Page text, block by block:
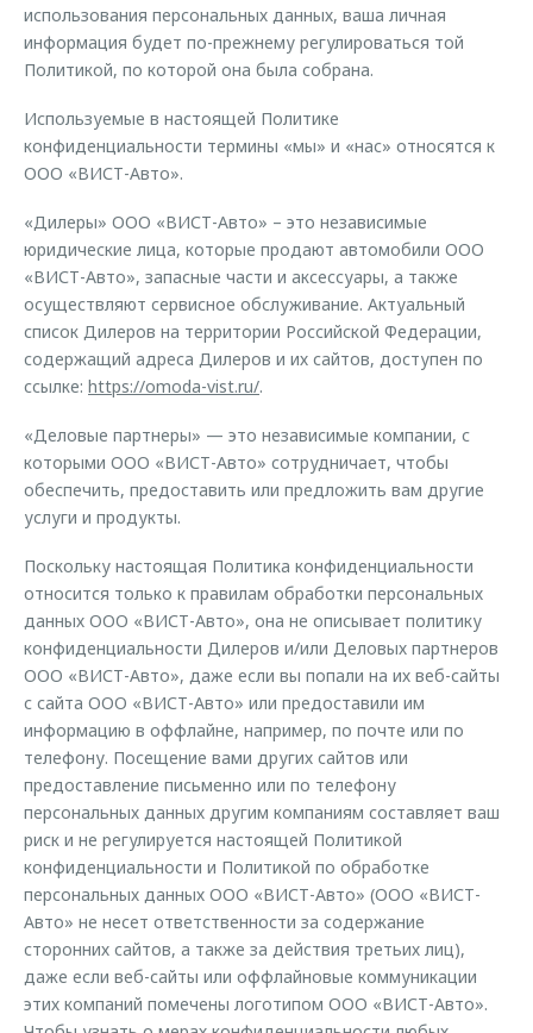
использования персональных данных, ваша личная
информация будет по-прежнему регулироваться той
Политикой, по которой она была собрана.
Используемые в настоящей Политике
конфиденциальности термины «мы» и «нас» относятся к
ООО «ВИСТ-Авто».
«Дилеры» ООО «ВИСТ-Авто» – это независимые
юридические лица, которые продают автомобили ООО
«ВИСТ-Авто», запасные части и аксессуары, а также
осуществляют сервисное обслуживание. Актуальный
список Дилеров на территории Российской Федерации,
содержащий адреса Дилеров и их сайтов, доступен по
ссылке: https://omoda-vist.ru/.
«Деловые партнеры» — это независимые компании, с
которыми ООО «ВИСТ-Авто» сотрудничает, чтобы
обеспечить, предоставить или предложить вам другие
услуги и продукты.
Поскольку настоящая Политика конфиденциальности
относится только к правилам обработки персональных
данных ООО «ВИСТ-Авто», она не описывает политику
конфиденциальности Дилеров и/или Деловых партнеров
ООО «ВИСТ-Авто», даже если вы попали на их веб-сайты
с сайта ООО «ВИСТ-Авто» или предоставили им
информацию в оффлайне, например, по почте или по
телефону. Посещение вами других сайтов или
предоставление письменно или по телефону
персональных данных другим компаниям составляет ваш
риск и не регулируется настоящей Политикой
конфиденциальности и Политикой по обработке
персональных данных ООО «ВИСТ-Авто» (ООО «ВИСТ-
Авто» не несет ответственности за содержание
сторонних сайтов, а также за действия третьих лиц),
даже если веб-сайты или оффлайновые коммуникации
этих компаний помечены логотипом ООО «ВИСТ-Авто».